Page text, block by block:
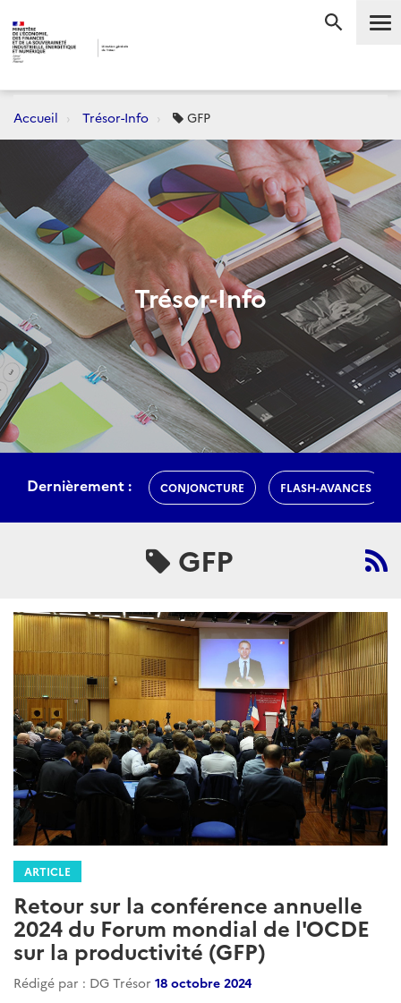
Accueil Trésor-Info GFP
Trésor-Info
Dernièrement : CONJONCTURE FLASH-AVANCES
GFP
ARTICLE
Retour sur la conférence annuelle
2024 du Forum mondial de l'OCDE
sur la productivité (GFP)
Rédigé par : DG Trésor 18 octobre 2024